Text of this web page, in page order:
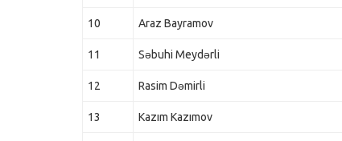
10 Araz Bayramov
11 Səbuhi Meydərli
12 Rasim Dəmirli
13 Kazım Kazımov